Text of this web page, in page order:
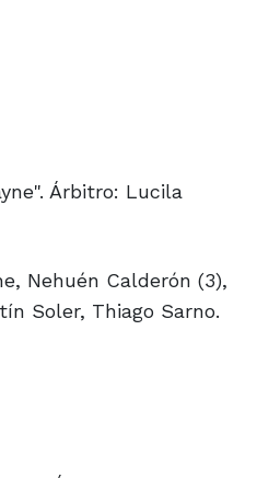
Árbitro: Lucila
Nehuén Calderón (3),
Soler, Thiago Sarno.